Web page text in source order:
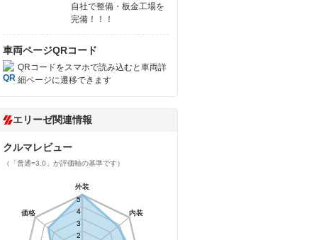
自社で整備・板金工場を
完備！！！
車両ページQRコード
QRコードをスマホで読み込むと車両詳
細ページに遷移できます
エリーゼ関連情報
クルマレビュー
（「普通=3.0」が評価軸の基準です）
外装
内装
価格
2
3
4
5
外装
内装
価格
2
3
4
5